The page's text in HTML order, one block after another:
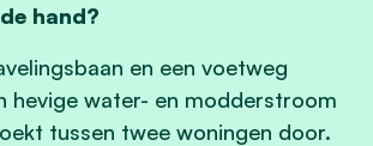
hand?
en een voetweg
hevige water- en modderstroom
tussen twee woningen door.